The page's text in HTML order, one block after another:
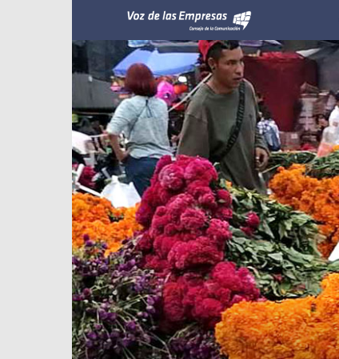
de
las
Empresas